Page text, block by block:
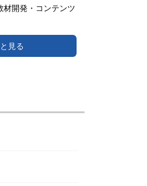
開発・コンテンツ
見る